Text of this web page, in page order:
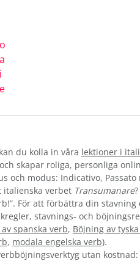
du kolla in våra lektioner i
skapar roliga, personliga
modus: Indicativo,
italienska verbet Transumanare
För att förbättra din
stavnings- och
spanska verb, Böjning av
, modala engelska verb).
utan kostnad: